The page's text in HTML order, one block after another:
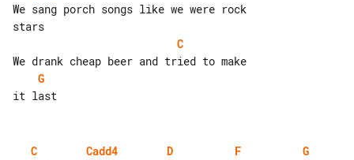
We sang porch songs like we were rock
C
G
C Cadd4 D F G